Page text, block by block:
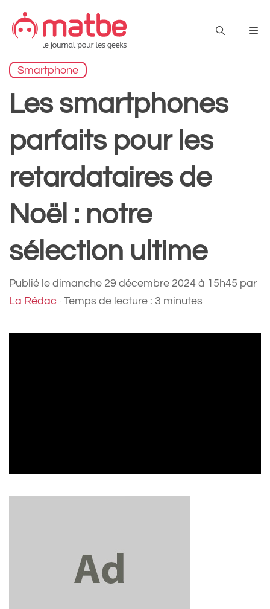
contenu
Smartphone
Les smartphones
parfaits pour les
retardataires de
Noël : notre
sélection ultime
Publié le dimanche 29 décembre 2024 à 15h45 par
La Rédac · Temps de lecture : 3 minutes